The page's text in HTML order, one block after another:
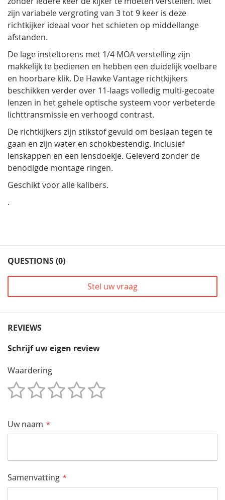
zijn variabele vergroting van 3 tot 9 keer is deze
richtkijker ideaal voor het schieten op middellange
afstanden.
De lage insteltorens met 1/4 MOA verstelling zijn
makkelijk te bedienen en hebben een duidelijk voelbare
en hoorbare klik. De Hawke Vantage richtkijkers
beschikken verder over 11-laags volledig multi-gecoate
lenzen in het gehele optische systeem voor verbeterde
lichttransmissie en verhoogd contrast.
De richtkijkers zijn stikstof gevuld om beslaan tegen te
gaan en zijn water en schokbestendig. Inclusief
lenskappen en een lensdoekje. Geleverd zonder de
benodigde montage ringen.
Geschikt voor alle kalibers.
.
QUESTIONS (0)
Stel uw vraag
REVIEWS
Schrijf uw eigen review
Waardering
Uw naam
Samenvatting